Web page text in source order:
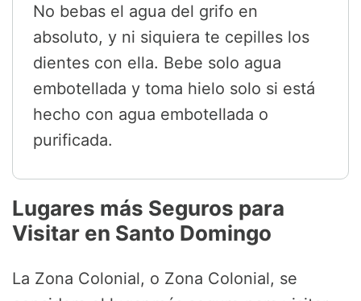
No bebas el agua del grifo en
absoluto, y ni siquiera te cepilles los
dientes con ella. Bebe solo agua
embotellada y toma hielo solo si está
hecho con agua embotellada o
purificada.
Lugares más Seguros para
Visitar en Santo Domingo
La Zona Colonial, o Zona Colonial, se